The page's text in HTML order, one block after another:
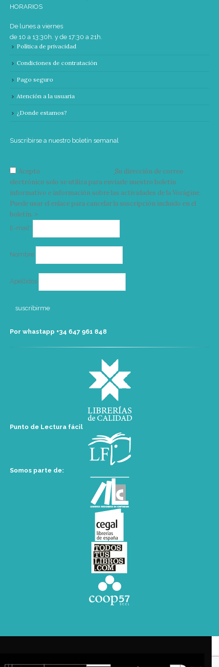
HORARIOS
De lunes a viernes
de 10 a 13:30h. y de 17:30 a 21h.
Política de privacidad
Condiciones de contratación
Pago seguro
Atención a la usuaria
¿Donde estamos?
Suscribirse a nuestro boletín semanal
Acepto
Su dirección de correo
electrónico solo se utiliza para enviarle nuestro boletín
informativo e información sobre las actividades de la Vorágine.
Puede usar el enlace para cancelar la suscripción incluido en el
boletín. >
E-mail*
Nombre
Apellidos
Por whastapp +34 ‭647 961 848‬
Punto de Lectura fácil
Somos parte de: